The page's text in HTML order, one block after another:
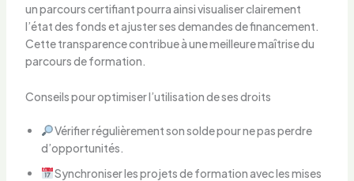
un parcours certifiant pourra ainsi visualiser clairement
l’état des fonds et ajuster ses demandes de financement.
Cette transparence contribue à une meilleure maîtrise du
parcours de formation.
Conseils pour optimiser l’utilisation de ses droits
Vérifier régulièrement son solde pour ne pas perdre
d’opportunités.
Synchroniser les projets de formation avec les mises